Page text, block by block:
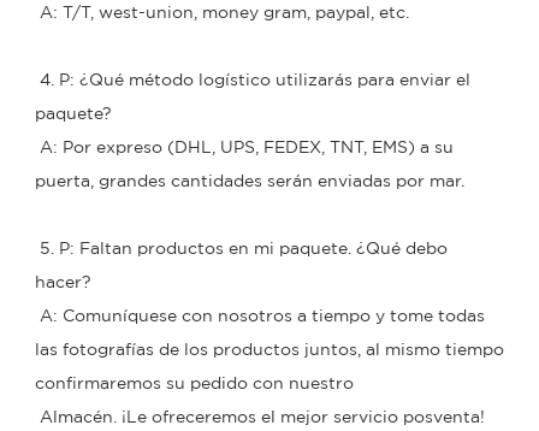
A: T/T, west-union, money gram, paypal, etc.
paquete?
puerta, grandes cantidades serán enviadas por mar.
hacer?
las fotografías de los productos juntos, al mismo tiempo
confirmaremos su pedido con nuestro
Almacén. ¡Le ofreceremos el mejor servicio posventa!